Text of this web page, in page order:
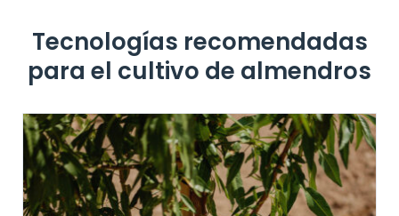
Tecnologías recomendadas
para el cultivo de almendros